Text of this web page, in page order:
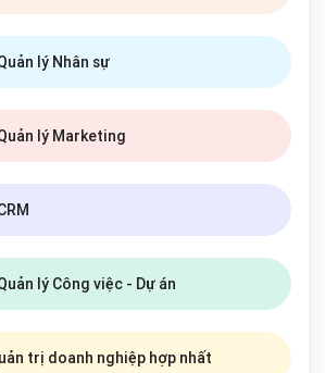
lý Nhân sự
lý Marketing
lý Công việc - Dự án
trị doanh nghiệp hợp nhất